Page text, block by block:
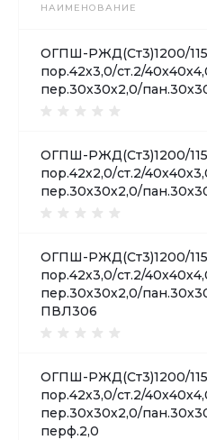
НАИМЕНОВАНИЕ
ОГПШ-РЖД(Ст3)1200/
пор.42х3,0/ст.2/
пер.30х30х2,0/
ОГПШ-РЖД(Ст3)1200/
пор.42х2,0/ст.2/
пер.30х30х2,0/
ОГПШ-РЖД(Ст3)1200/
пор.42х3,0/ст.2/
пер.30х30х2,0/
ПВЛ306
ОГПШ-РЖД(Ст3)1200/
пор.42х3,0/ст.2/
пер.30х30х2,0/
перф.2,0